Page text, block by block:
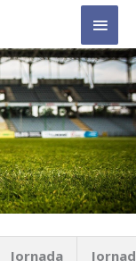
Jornada